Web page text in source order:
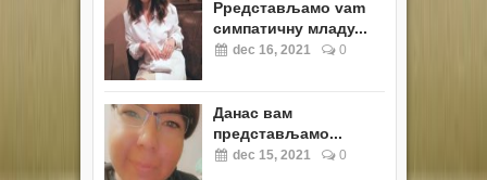
Pредстављамо vam
симпатичну младу...
dec 16, 2021 0
Данас вам
представљамо...
dec 15, 2021 0